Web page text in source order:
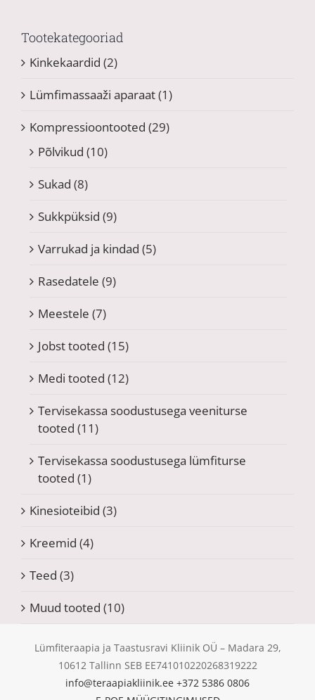
Tootekategooriad
Kinkekaardid (2)
Lümfimassaaži aparaat(1)
Kompressioontooted (29)
Põlvikud (10)
Sukad (8)
Sukkpüksid (9)
Varrukad ja kindad (5)
Rasedatele (9)
Meestele (7)
Jobst tooted (15)
Medi tooted (12)
Tervisekassa soodustusega veeniturse
tooted (11)
Tervisekassa soodustusega lümfiturse
tooted (1)
Kinesioteibid (3)
Kreemid (4)
Teed (3)
Muud tooted (10)
Lümfiteraapia ja Taastusravi Kliinik OÜ – Madara 29,
10612 Tallinn SEB EE741010220268319222
info@teraapiakliinik.ee +372 5386 0806